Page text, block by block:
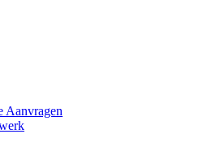
Aanvragen